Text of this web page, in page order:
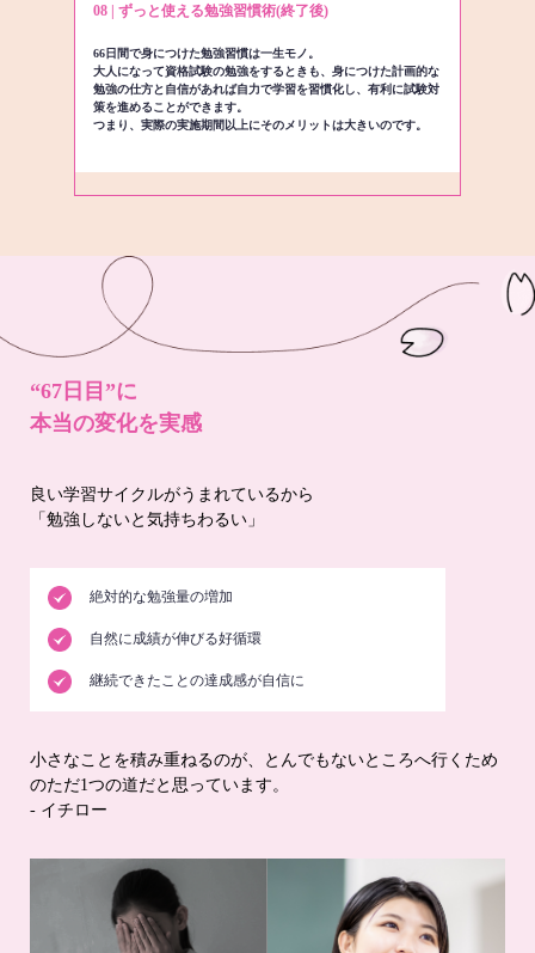
08 | ずっと使える勉強習慣術(終了後)
66日間で身につけた勉強習慣は一生モノ。
大人になって資格試験の勉強をするときも、身につけた計画的な
勉強の仕方と自信があれば自力で学習を習慣化し、有利に試験対
策を進めることができます。
つまり、実際の実施期間以上にそのメリットは大きいのです。
“67日目”に
本当の変化を実感
良い学習サイクルがうまれているから
「勉強しないと気持ちわるい」
絶対的な勉強量の増加
自然に成績が伸びる好循環
継続できたことの達成感が自信に
小さなことを積み重ねるのが、とんでもないところへ行くため
のただ1つの道だと思っています。
- イチロー